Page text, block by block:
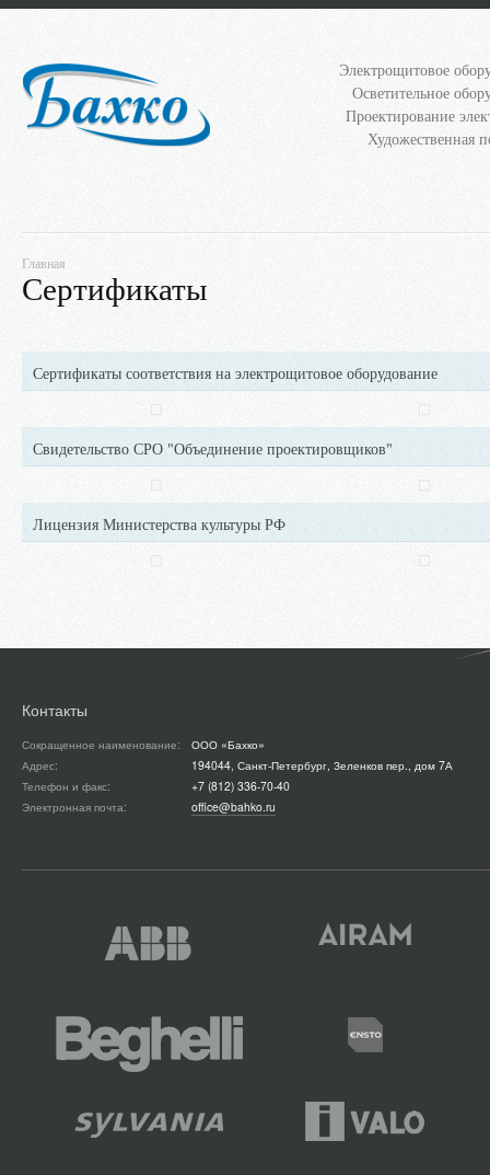
Электрощитовое
Осветительное
Проектирование
Художественная
Главная
Сертификаты
Сертификаты соответствия на электрощитовое оборудование
Свидетельство СРО "Объединение проектировщиков"
Лицензия Министерства культуры РФ
Контакты
Сокращенное наименование:
ООО «Бахко»
Адрес:
194044, Санкт-Петербург, Зеленков пер., дом 7А
Телефон и факс:
+7 (812) 336-70-40
Электронная почта:
office@bahko.ru